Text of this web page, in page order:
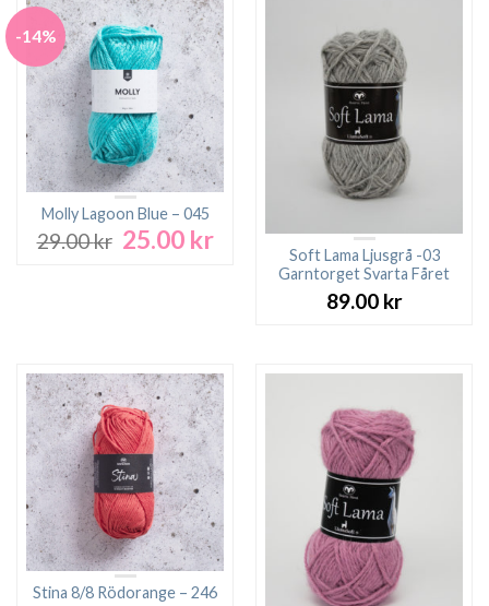
-14%
Molly Lagoon Blue – 045
29.00kr Det
25.00 krDet
nuvarandeSoft Lama Ljusgrå -03
Garntorget Svarta Fåret
89.00 kr
Stina 8/8 Rödorange – 246